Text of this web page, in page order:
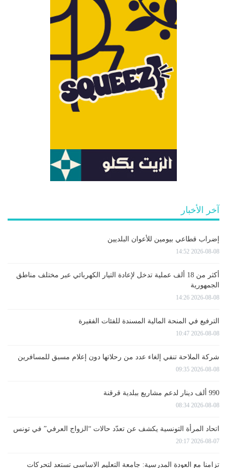
آخر الأخبار
إضراب قطاعي بيومين للأعوان البلديين
2026-08-08 14:52
أكثر من 18 ألف عملية تدخل لإعادة التيار الكهربائي عبر مختلف مناطق
الجمهورية
2026-08-08 14:26
الترفيع في المنحة المالية المسندة للفئات الفقيرة
2026-08-08 10:47
شركة الملاحة تنفي إلغاء عدد من رحلاتها دون إعلام مسبق للمسافرين
2026-08-08 09:35
990 ألف دينار لدعم مشاريع ببلدية قرقنة
2026-08-08 08:34
اتحاد المرأة التونسية يكشف عن تعدّد حالات “الزواج العرفي” في تونس
2026-08-07 20:17
تزامنا مع العودة المدرسية: جامعة التعليم الاساسي تستعد لتحركات